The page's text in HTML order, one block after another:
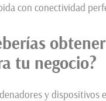
con conectividad
s
tu negocio?
y dispositivos